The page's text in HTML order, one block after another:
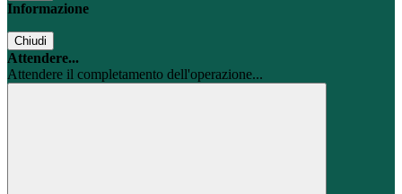
Informazione
Chiudi
Attendere...
Attendere il completamento dell'operazione...